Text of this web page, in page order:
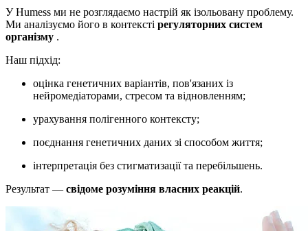
У Humess ми не розглядаємо настрій як ізольовану проблему.
Ми аналізуємо його в контексті регуляторних систем
організму .
Наш підхід:
оцінка генетичних варіантів, пов'язаних із
нейромедіаторами, стресом та відновленням;
урахування полігенного контексту;
поєднання генетичних даних зі способом життя;
інтерпретація без стигматизації та перебільшень.
Результат — свідоме розуміння власних реакцій.